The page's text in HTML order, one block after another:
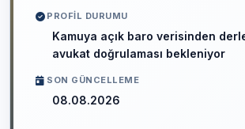
PROFIL DURUMU
Kamuya açık baro verisinden
avukat doğrulaması bekleniyor
SON GÜNCELLEME
08.08.2026